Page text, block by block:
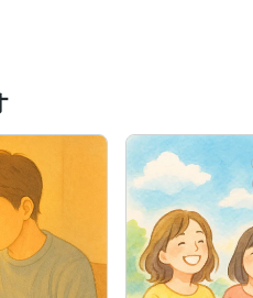
超えて立てなくなり、
。
経て、
うやく立ち直ることができたんで
に、「悩んでいる人を救いたい」
、
道を選びました。